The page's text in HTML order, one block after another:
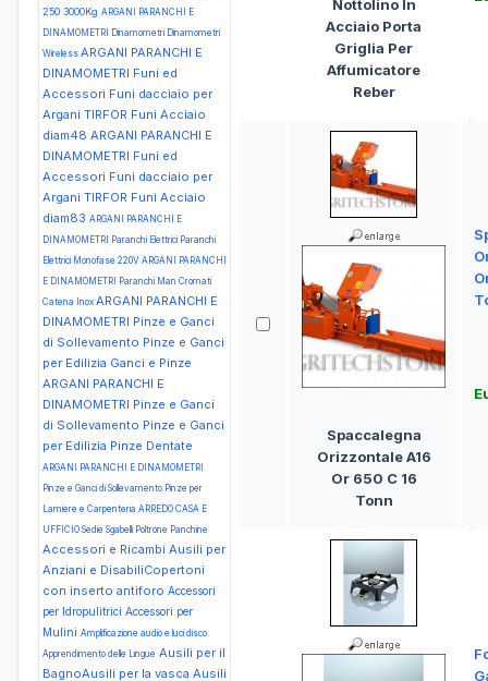
250 3000Kg ARGANI PARANCHI E
DINAMOMETRI Dinamometri Dinamometri
Wireless ARGANI PARANCHI E
DINAMOMETRI Funi ed
Accessori Funi dacciaio per
Argani TIRFOR Funi Acciaio
diam48 ARGANI PARANCHI E
DINAMOMETRI Funi ed
Accessori Funi dacciaio per
Argani TIRFOR Funi Acciaio
diam83 ARGANI PARANCHI E
DINAMOMETRI Paranchi Elettrici Paranchi
Elettrici Monofase 220V ARGANI PARANCHI
E DINAMOMETRI Paranchi Man Cromati
Catena Inox ARGANI PARANCHI E
DINAMOMETRI Pinze e Ganci
di Sollevamento Pinze e Ganci
per Edilizia Ganci e Pinze
ARGANI PARANCHI E
DINAMOMETRI Pinze e Ganci
di Sollevamento Pinze e Ganci
per Edilizia Pinze Dentate
ARGANI PARANCHI E DINAMOMETRI
Pinze e Ganci di Sollevamento Pinze per
Lamiere e Carpenteria ARREDO CASA E
UFFICIO Sedie Sgabelli Poltrone Panchine
Accessori e Ricambi Ausili per
Anziani e DisabiliCopertoni
con inserto antiforo Accessori
per Idropulitrici Accessori per
Mulini Amplificazione audio e luci disco
Apprendimento delle Lingue Ausili per il
BagnoAusili per la vasca Ausili
Nottolino In
Acciaio Porta
Griglia Per
Affumicatore
Reber
Spaccalegna
Orizzontale A16
Or 650 C 16
Tonn